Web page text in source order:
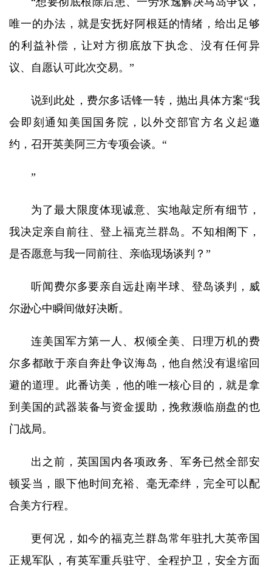
唯一的办法，就是安抚好阿根廷的情绪，给出足够
的利益补偿，让对方彻底放下执念、没有任何异
议、自愿认可此次交易。”
说到此处，费尔多话锋一转，抛出具体方案“我
会即刻通知美国国务院，以外交部官方名义起邀
约，召开英美阿三方专项会谈。“
”
为了最大限度体现诚意、实地敲定所有细节，
我决定亲自前往、登上福克兰群岛。不知相阁下，
是否愿意与我一同前往、亲临现场谈判？”
听闻费尔多要亲自远赴南半球、登岛谈判，威
尔逊心中瞬间做好决断。
连美国军方第一人、权倾全美、日理万机的费
尔多都敢于亲自奔赴争议海岛，他自然没有退缩回
避的道理。此番访美，他的唯一核心目的，就是拿
到美国的武器装备与资金援助，挽救濒临崩盘的也
门战局。
出之前，英国国内各项政务、军务已然全部安
顿妥当，眼下他时间充裕、毫无牵绊，完全可以配
合美方行程。
更何况，如今的福克兰群岛常年驻扎大英帝国
正规军队，有英军重兵驻守、全程护卫，安全方面